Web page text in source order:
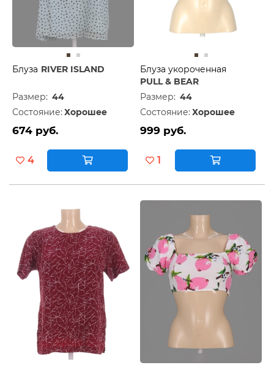
Блуза RIVER ISLAND
Размер: 44
Состояние: Хорошее
674 руб.
4
Блуза укороченная
PULL & BEAR
Размер: 44
Состояние: Хорошее
999 руб.
1